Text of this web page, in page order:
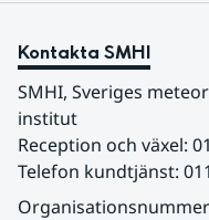
Kontakta SMHI
SMHI, Sveriges
institut
Reception och växel:
Telefon kundtjänst: